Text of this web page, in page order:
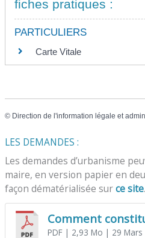
fiches pratiques :
PARTICULIERS
Carte Vitale
© Direction de l'information légale et
LES DEMANDES :
Les demandes d’urbanisme
maire, en version papier en
façon dématérialisée surce site.
Comment
PDF| 2,93 Mo | 29 Mars